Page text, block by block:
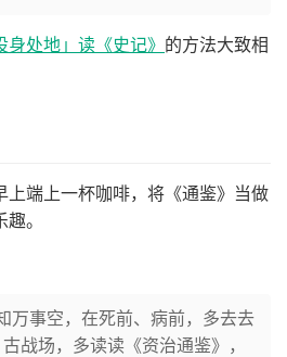
身处地」读《史记》 的方法大致相
上端上一杯咖啡，将《通鉴》当做
。
万事空，在死前、病前，多去去
战场，多读读《资治通鉴》，